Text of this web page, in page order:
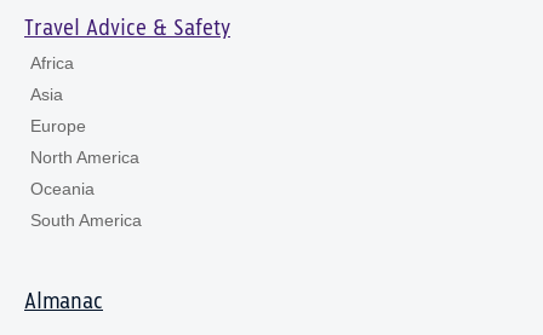
Travel Advice & Safety
Africa
Asia
Europe
North America
Oceania
South America
Almanac